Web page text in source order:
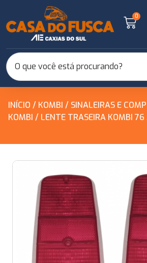
0
INÍCIO / KOMBI / SINALEIRAS E
KOMBI / LENTE TRASEIRA KOMBI 76